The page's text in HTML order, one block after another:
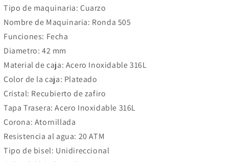
Tipo de maquinaria: Cuarzo
Nombre de Maquinaria: Ronda 505
Funciones: Fecha
Diametro: 42 mm
Material de caja: Acero Inoxidable 316L
Color de la caja: Plateado
Cristal: Recubierto de zafiro
Tapa Trasera: Acero Inoxidable 316L
Corona: Atornillada
Resistencia al agua: 20 ATM
Tipo de bisel: Unidireccional